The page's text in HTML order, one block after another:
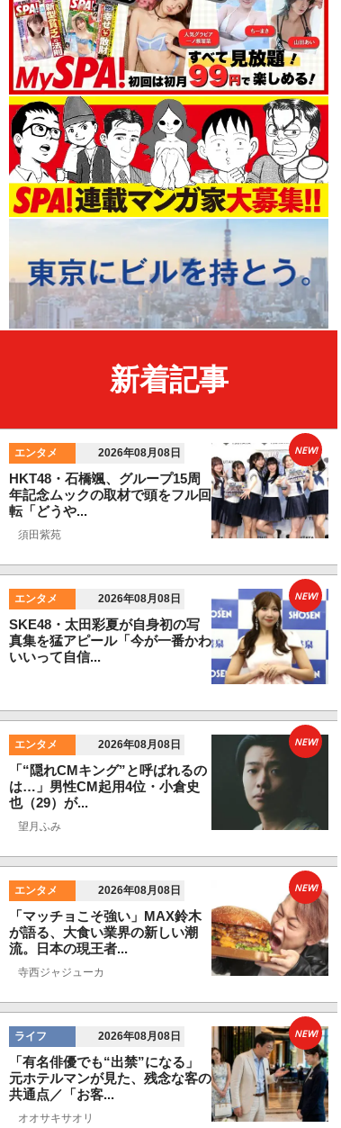
新着記事
エンタメ 2026年08月08日
HKT48・石橋颯、グループ15周
年記念ムックの取材で頭をフル回
転「どうや...
須田紫苑
NEW!
エンタメ 2026年08月08日
SKE48・太田彩夏が自身初の写
真集を猛アピール「今が一番かわ
いいって自信...
NEW!
エンタメ 2026年08月08日
「“隠れCMキング”と呼ばれるの
は…」男性CM起用4位・小倉史
也（29）が...
望月ふみ
NEW!
エンタメ 2026年08月08日
「マッチョこそ強い」MAX鈴木
が語る、大食い業界の新しい潮
流。日本の現王者...
寺西ジャジューカ
NEW!
ライフ 2026年08月08日
「有名俳優でも“出禁”になる」
元ホテルマンが見た、残念な客の
共通点／「お客...
オオサキサオリ
NEW!